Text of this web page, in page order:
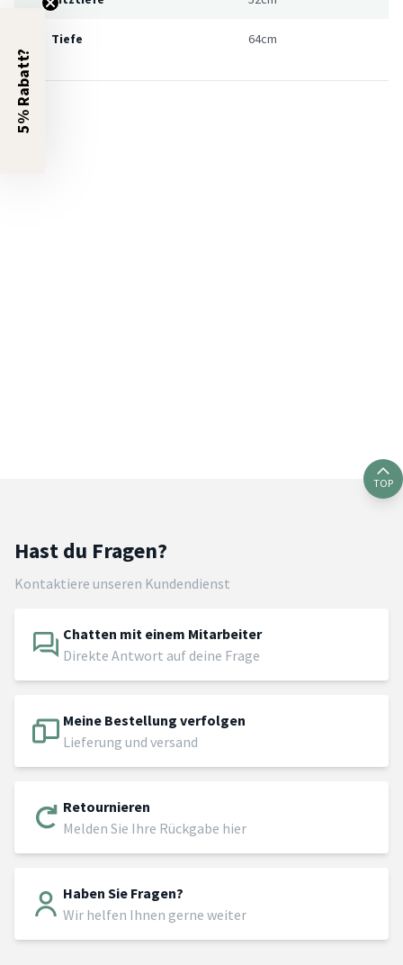
Tiefe 64cm
TOP
Hast du Fragen?
Kontaktiere unseren Kundendienst
Chatten mit einem Mitarbeiter
Direkte Antwort auf deine Frage
Meine Bestellung verfolgen
Lieferung und versand
Retournieren
Melden Sie Ihre Rückgabe hier
Haben Sie Fragen?
Wir helfen Ihnen gerne weiter
5% Rabatt?